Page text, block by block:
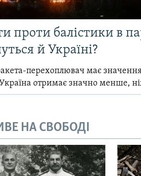
проти балістики в
й Україні?
перехоплювач має
отримає значно менше,
НА СВОБОДІ